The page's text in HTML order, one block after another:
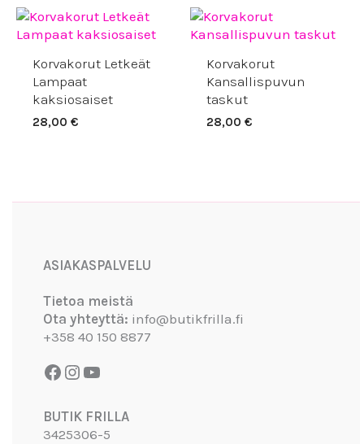
Korvakorut Letkeät
Lampaat
kaksiosaiset
28,00€
Korvakorut
Kansallispuvun
taskut
28,00€
ASIAKASPALVELU
Tietoa meistä
Ota yhteyttä: info@butikfrilla.fi
+358 40 150 8877
BUTIK FRILLA
3425306-5